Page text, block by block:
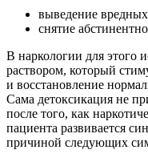
выведение
снятие
В наркологии для этого
раствором, который
и восстановление
Сама детоксикация не
после того, как
пациента развивается
причиной следующих